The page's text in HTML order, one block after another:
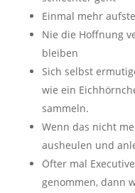
Einmal mehr
Nie die Hoffnung
bleiben
Sich selbst
wie ein
sammeln.
Wenn das nicht
ausheulen und
Öfter mal
genommen, dann